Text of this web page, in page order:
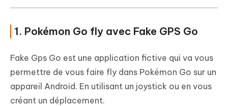
1. Pokémon Go fly avec Fake GPS Go
Fake Gps Go est une application fictive qui va vous
permettre de vous faire fly dans Pokémon Go sur un
appareil Android. En utilisant un joystick ou en vous
créant un déplacement.